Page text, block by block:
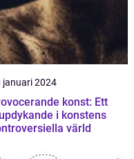
januari 2024
konst: Ett
i konstens
värld